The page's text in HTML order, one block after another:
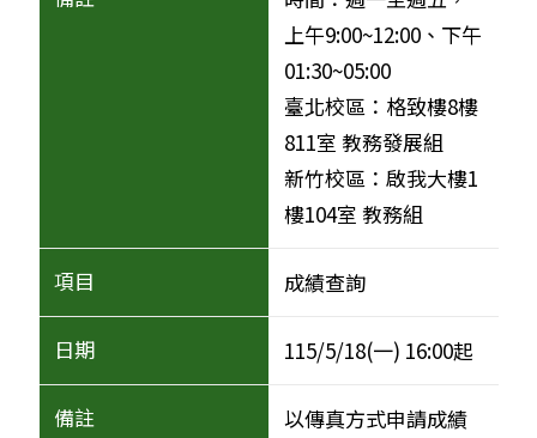
上午9:00~12:00、下午
01:30~05:00
臺北校區：格致樓8樓
811室 教務發展組
新竹校區：啟我大樓1
樓104室 教務組
成績查詢
115/5/18(一) 16:00起
以傳真方式申請成績